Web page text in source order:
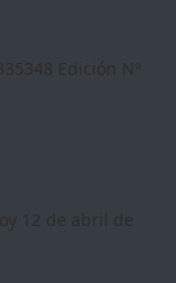
Edición Nº
12 de abril de